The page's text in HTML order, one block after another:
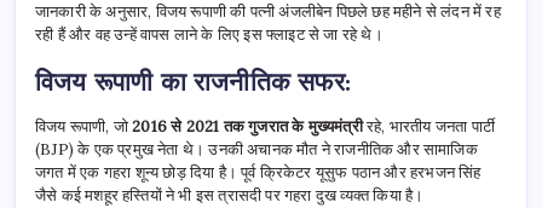
जानकारी के अनुसार, विजय रूपाणी की पत्नी अंजलीबेन पिछले छह महीने से लंदन में रह
रही हैं और वह उन्हें वापस लाने के लिए इस फ्लाइट से जा रहे थे।
विजय रूपाणी का राजनीतिक सफर:
विजय रूपाणी, जो2016 से 2021 तक गुजरात के मुख्यमंत्रीरहे, भारतीय जनता पार्टी
(BJP) के एक प्रमुख नेता थे। उनकी अचानक मौत ने राजनीतिक और सामाजिक
जगत में एक गहरा शून्य छोड़ दिया है। पूर्व क्रिकेटर यूसुफ पठान और हरभजन सिंह
जैसे कई मशहूर हस्तियों ने भी इस त्रासदी पर गहरा दुख व्यक्त किया है।